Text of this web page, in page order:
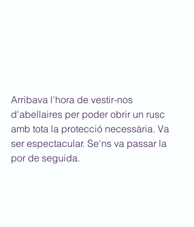
Arribava l'hora de vestir-nos
d'abellaires per poder obrir un rusc
amb tota la protecció necessària. Va
ser espectacular. Se'ns va passar la
por de seguida.